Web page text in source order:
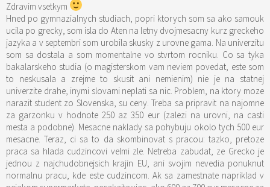
Zdravim vsetkym
Hned po gymnazialnych studiach, popri ktorych som sa ako samouk
ucila po grecky, som isla do Aten na letny dvojmesacny kurz greckeho
jazyka a v septembri som urobila skusky z urovne gama. Na univerzitu
som sa dostala a som momentalne vo stvrtom rocniku. Co sa tyka
bakalarskeho studia (o magisterskom vam neviem povedat, este som
to neskusala a zrejme to skusit ani nemienim) nie je na statnej
univerzite drahe, inymi slovami neplati sa nic. Problem, na ktory moze
narazit student zo Slovenska, su ceny. Treba sa pripravit na najomne
za garzonku v hodnote 250 az 350 eur (zalezi na urovni, na casti
mesta a podobne). Mesacne naklady sa pohybuju okolo tych 500 eur
mesacne. Teraz, ci sa to da skombinovat s pracou: tazko, pretoze
praca sa hlada cudzincovi velmi zle. Netreba zabudat, ze Grecko je
jednou z najchudobnejsich krajin EU, ani svojim nevedia ponuknut
normalnu pracu, kde este cudzincom. Ak sa zamestnate napriklad v